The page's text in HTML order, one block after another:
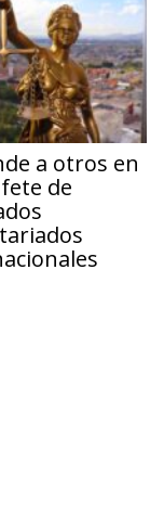
a otros en
de